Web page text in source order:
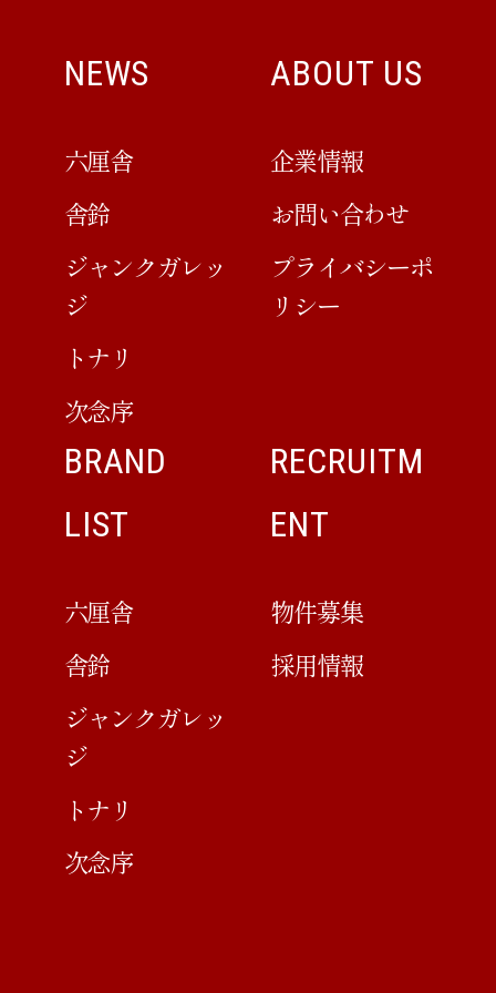
NEWS
六厘舎
舎鈴
ジャンクガレッ
ジ
トナリ
次念序
ABOUT US
企業情報
お問い合わせ
プライバシーポ
リシー
BRAND
LIST
六厘舎
舎鈴
ジャンクガレッ
ジ
トナリ
次念序
RECRUITM
ENT
物件募集
採用情報